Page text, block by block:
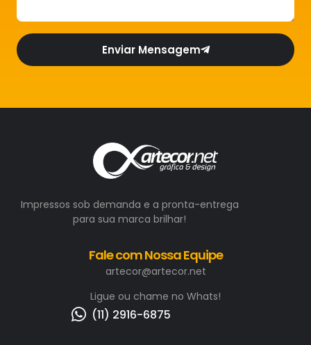
Enviar Mensagem
Impressos sob demanda e a pronta-entrega
para sua marca brilhar!
Fale com Nossa Equipe
artecor@artecor.net
Ligue ou chame no Whats!
(11) 2916-6875